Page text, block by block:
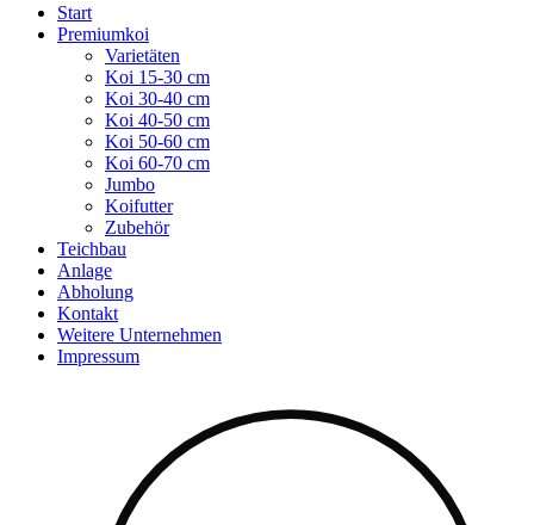
Start
Premiumkoi
Varietäten
Koi 15-30 cm
Koi 30-40 cm
Koi 40-50 cm
Koi 50-60 cm
Koi 60-70 cm
Jumbo
Koifutter
Zubehör
Teichbau
Anlage
Abholung
Kontakt
Weitere Unternehmen
Impressum